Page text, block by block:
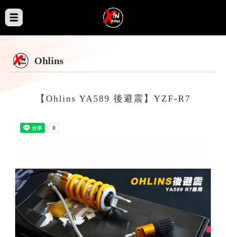
Ohlins
【Ohlins YA589 後避震】YZF-R7